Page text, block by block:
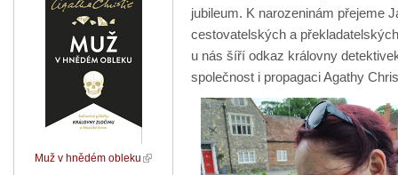
jubileum. K narozeninám přejeme
cestovatelských a
u nás šíří odkaz královny
společnost i propagaci Agathy
Muž v hnědém obleku